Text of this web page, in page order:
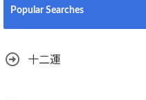
Popular Searches
十二運